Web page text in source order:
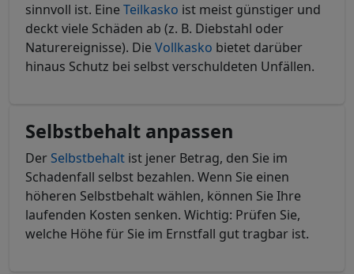
sinnvoll ist. Eine Teilkasko ist meist günstiger und
deckt viele Schäden ab (z. B. Diebstahl oder
Naturereignisse). Die Vollkasko bietet darüber
hinaus Schutz bei selbst verschuldeten Unfällen.
Selbstbehalt anpassen
Der Selbstbehalt ist jener Betrag, den Sie im
Schadenfall selbst bezahlen. Wenn Sie einen
höheren Selbstbehalt wählen, können Sie Ihre
laufenden Kosten senken. Wichtig: Prüfen Sie,
welche Höhe für Sie im Ernstfall gut tragbar ist.